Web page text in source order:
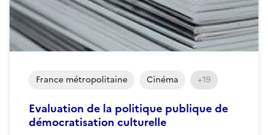
Evaluation de la politique publique de
démocratisation culturelle
France métropolitaine Cinéma +19